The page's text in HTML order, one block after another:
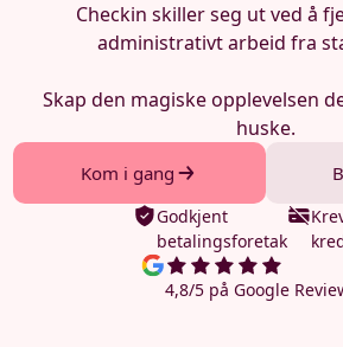
Checkin skiller seg ut ved å
administrativt arbeid fra
Skap den magiske opplevelsen
huske.
Kom i gang
Godkjent
betalingsforetak
4,8/5 på Google